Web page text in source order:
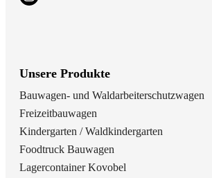
Unsere Produkte
Bauwagen- und Waldarbeiterschutzwagen
Freizeitbauwagen
Kindergarten / Waldkindergarten
Foodtruck Bauwagen
Lagercontainer Kovobel